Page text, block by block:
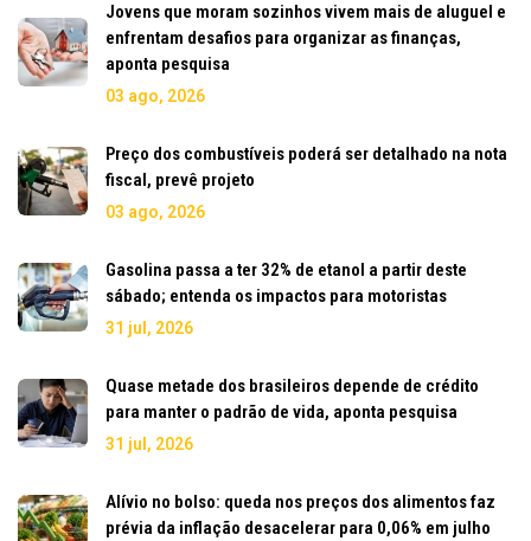
Jovens que moram sozinhos vivem mais de aluguel e
enfrentam desafios para organizar as finanças,
aponta pesquisa
03 ago, 2026
Preço dos combustíveis poderá ser detalhado na nota
fiscal, prevê projeto
03 ago, 2026
Gasolina passa a ter 32% de etanol a partir deste
sábado; entenda os impactos para motoristas
31 jul, 2026
Quase metade dos brasileiros depende de crédito
para manter o padrão de vida, aponta pesquisa
31 jul, 2026
Alívio no bolso: queda nos preços dos alimentos faz
prévia da inflação desacelerar para 0,06% em julho